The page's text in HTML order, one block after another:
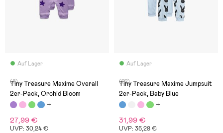
Auf Lager
(8)
Tiny Treasure Maxime Overall
2er-Pack, Orchid Bloom
27,99 €
UVP: 30,24 €
Auf Lager
(22)
Tiny Treasure Maxime Jumpsuit
2er-Pack, Baby Blue
31,99 €
UVP: 35,28 €